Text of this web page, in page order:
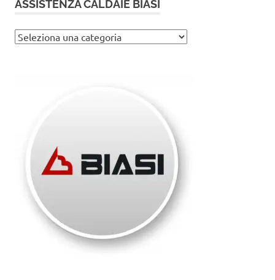
ASSISTENZA CALDAIE BIASI
Assistenza